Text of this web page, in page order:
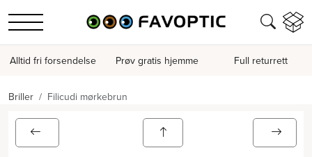
Alltid fri forsendelse Prøv gratis hjemme Full returrett
Briller Filicudi mørkebrun